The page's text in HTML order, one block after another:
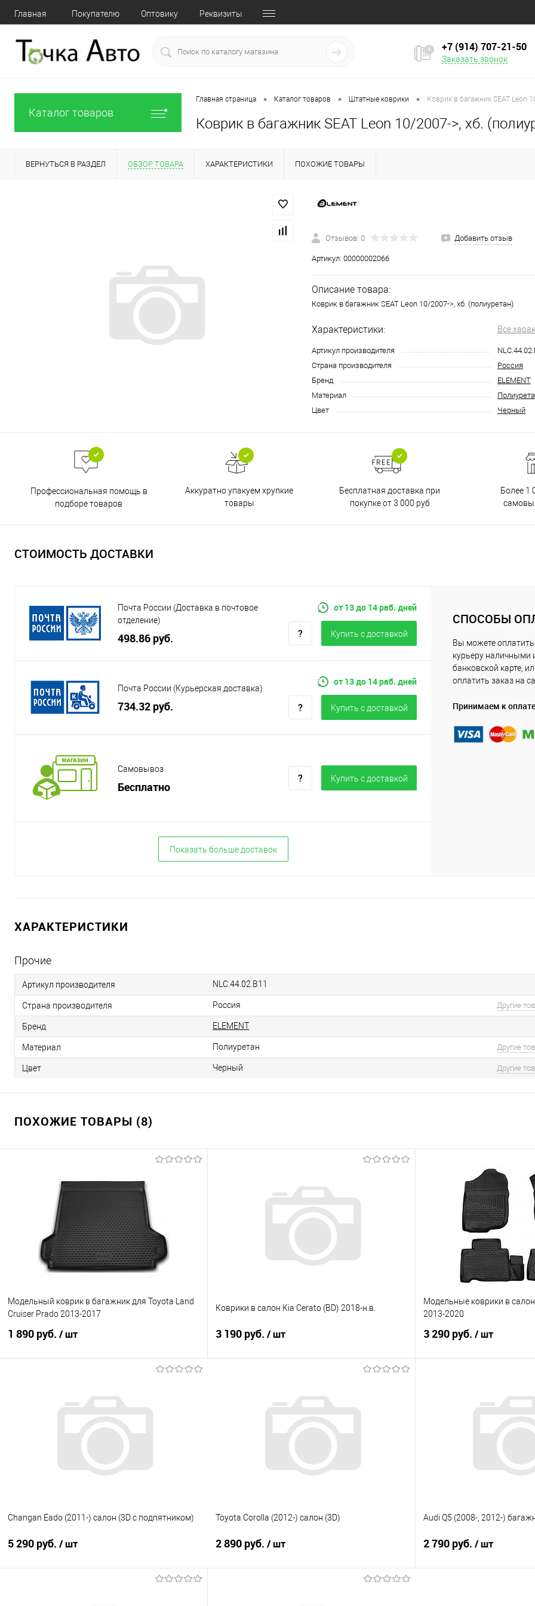
Главная Покупателю Оптовику Реквизиты
+7 (914) 707‒21‒50
Заказать звонок
Каталог товаров
Главная страница • Каталог товаров • Штатные коврики • Коврик в багажник SEAT Leon
Коврик в багажник SEAT Leon 10/2007->, хб.
ВЕРНУТЬСЯ В РАЗДЕЛ ОБЗОР ТОВАРА ХАРАКТЕРИСТИКИ ПОХОЖИЕ ТОВАРЫ
Отзывов: 0 Добавить отзыв
Артикул: 00000002066
Описание товара:
Коврик в багажник SEAT Leon 10/2007->, хб. (полиуретан)
Характеристики: Все
Артикул производителя
Страна производителя
Россия
Бренд
ELEMENT
Материал
Цвет
Черный
Профессиональная помощь в
подборе товаров
Аккуратно упакуем хрупкие
товары
Бесплатная доставка при
покупке от 3 000 руб
Более 1
СТОИМОСТЬ ДОСТАВКИ
Почта России (Доставка в почтовое
отделение)
498.86 руб.
от 13 до 14 раб. дней
Купить c доставкой
Почта России (Курьерская доставка)
734.32 руб.
от 13 до 14 раб. дней
Купить c доставкой
Самовывоз
Бесплатно
Купить c доставкой
Показать больше доставок
СПОСОБЫ
Вы можете оплатить
курьеру наличными
банковской карте,
оплатить заказ на
Принимаем к оплате
ХАРАКТЕРИСТИКИ
Прочие
Артикул производителя NLC.44.02.B11
Страна производителя Россия Другие
Бренд ELEMENT
Материал Полиуретан Другие
Цвет Черный Другие
ПОХОЖИЕ ТОВАРЫ (8)
Модельный коврик в багажник для Toyota Land
Cruiser Prado 2013-2017
1 890 руб. / шт
Купить в 1 клик
Сравнение
В наличии
Коврики в салон Kia Cerato (BD) 2018-н.в.
3 190 руб. / шт
Купить в 1 клик
Сравнение
Под заказ
Модельные коврики в
2013-2020
3 290 руб. / шт
Купить в 1 клик
Changan Eado (2011-) салон (3D с подпятником)
5 290 руб. / шт
Toyota Corolla (2012-) салон (3D)
2 890 руб. / шт
Audi Q5 (2008-, 2012-)
2 790 руб. / шт